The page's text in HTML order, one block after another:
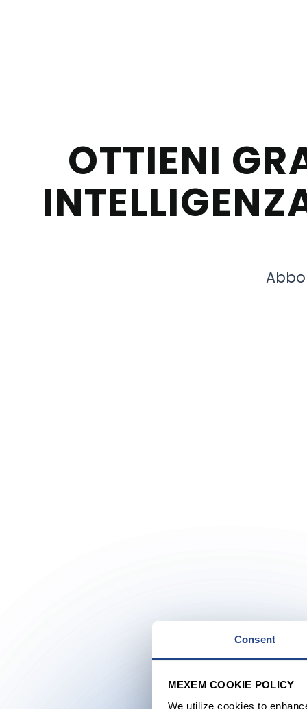
Consent
MEXEM COOKIE POLICY
We utilize cookies to
OTTIENI